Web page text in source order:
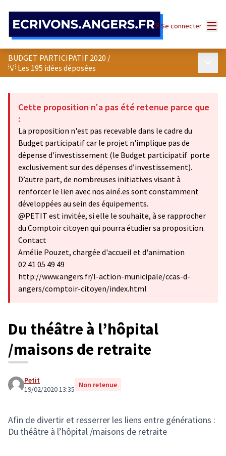
Se connecter
BUDGET PARTICIPATIF 2020 /
💡 Les 195 idées déposées
Cette proposition n'a pas été retenue parce que
:
La proposition n'est pas recevable dans le cadre du
Budget participatif car le projet n'implique pas de
dépense d'investissement (le Budget participatif porte
exclusivement sur des dépenses d’investissement).
D’autre part, de nombreuses initiatives visant à
renforcer le lien avec nos ainé.es sont constamment
développées au sein des équipements.
@PETIT est invitée, si elle le souhaite, à se rapprocher
du Comptoir citoyen qui pourra étudier sa proposition.
Contact
Amélie Pouzet, chargée d'accueil et d'animation
02 41 05 49 49
http://www.angers.fr/l-action-municipale/ccas-d-
angers/comptoir-citoyen/index.html
Du théâtre à l’hôpital
/maisons de retraite
Petit
19/02/2020 13:35 Non retenue
Afin de divertir et resserrer les liens entre générations :
Du théâtre à l’hôpital /maisons de retraite